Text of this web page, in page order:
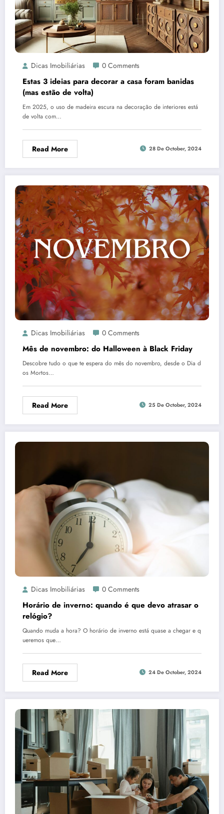
Dicas Imobiliárias 0 Comments
Estas 3 ideias para decorar a casa foram banidas
(mas estão de volta)
Em 2025, o uso de madeira escura na decoração de interiores está
de volta com…
Read More 28 De October, 2024
Dicas Imobiliárias 0 Comments
Mês de novembro: do Halloween à Black Friday
Descobre tudo o que te espera do mês do novembro, desde o Dia d
os Mortos…
Read More 25 De October, 2024
Dicas Imobiliárias 0 Comments
Horário de inverno: quando é que devo atrasar o
relógio?
Quando muda a hora? O horário de inverno está quase a chegar e q
ueremos que…
Read More 24 De October, 2024